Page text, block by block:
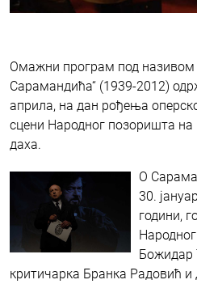
Омажни програм под
Сарамандића“ (1939-2012)
априла, на дан рођења
сцени Народног позоришта на
даха.
О
30.
години,
Божидар
критичарка Бранка Радовић